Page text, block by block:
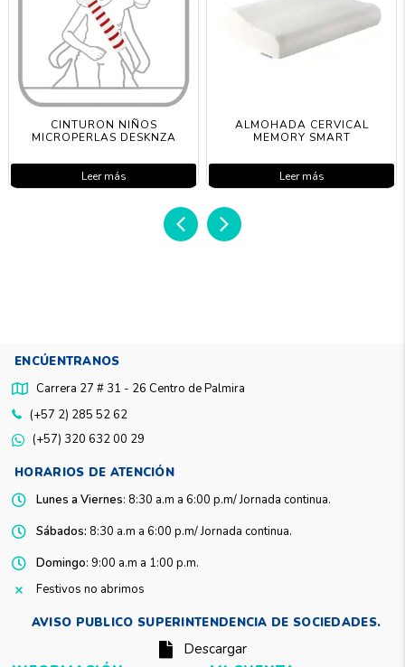
CINTURON NIÑOS
MICROPERLAS DESKNZA
Leer más
ALMOHADA CERVICAL
MEMORY SMART
Leer más
ENCÚENTRANOS
Carrera 27 # 31 - 26 Centro de Palmira
(+57 2) 285 52 62
(+57) 320 632 00 29
HORARIOS DE ATENCIÓN
Lunes a Viernes: 8:30 a.m a 6:00 p.m/ Jornada continua.
Sábados: 8:30 a.m a 6:00 p.m/ Jornada continua.
Domingo: 9:00 a.m a 1:00 p.m.
Festivos no abrimos
AVISO PUBLICO SUPERINTENDENCIA DE SOCIEDADES.
Descargar